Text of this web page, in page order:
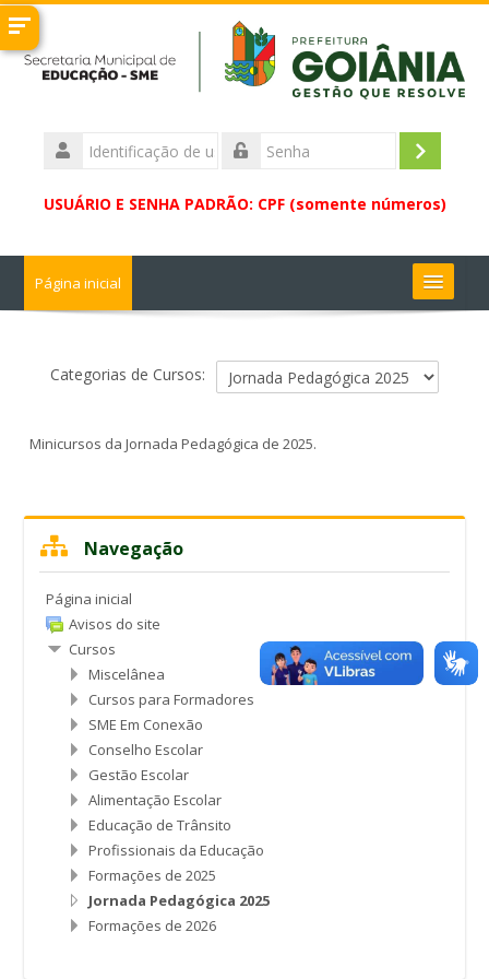
Ir
para
Identificação
de
Acessar
USUÁRIO E SENHA PADRÃO: CPF (somente números)
Página inicial
Buscar
Categorias de Cursos:
Minicursos da Jornada Pedagógica de 2025.
NavegaçãoNavegação
Página inicial
Avisos do site
Cursos
Miscelânea
Cursos para Formadores
SME Em Conexão
Conselho Escolar
Gestão Escolar
Alimentação Escolar
Educação de Trânsito
Profissionais da Educação
Formações de 2025
Jornada Pedagógica 2025
Formações de 2026